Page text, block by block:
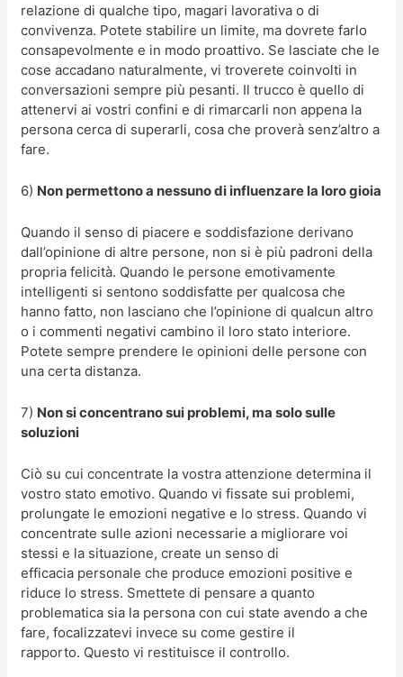
relazione di qualche tipo, magari lavorativa o di
convivenza. Potete stabilire un limite, ma dovrete farlo
consapevolmente e in modo proattivo. Se lasciate che le
cose accadano naturalmente, vi troverete coinvolti in
conversazioni sempre più pesanti. Il trucco è quello di
attenervi ai vostri confini e di rimarcarli non appena la
persona cerca di superarli, cosa che proverà senz’altro a
fare.
6) Non permettono a nessuno di influenzare la loro gioia
Quando il senso di piacere e soddisfazione derivano
dall’opinione di altre persone, non si è più padroni della
propria felicità. Quando le persone emotivamente
intelligenti si sentono soddisfatte per qualcosa che
hanno fatto, non lasciano che l’opinione di qualcun altro
o i commenti negativi cambino il loro stato interiore.
Potete sempre prendere le opinioni delle persone con
una certa distanza.
7) Non si concentrano sui problemi, ma solo sulle
soluzioni
Ciò su cui concentrate la vostra attenzione determina il
vostro stato emotivo. Quando vi fissate sui problemi,
prolungate le emozioni negative e lo stress. Quando vi
concentrate sulle azioni necessarie a migliorare voi
stessi e la situazione, create un senso di
efficacia personale che produce emozioni positive e
riduce lo stress. Smettete di pensare a quanto
problematica sia la persona con cui state avendo a che
fare, focalizzatevi invece su come gestire il
rapporto. Questo vi restituisce il controllo.